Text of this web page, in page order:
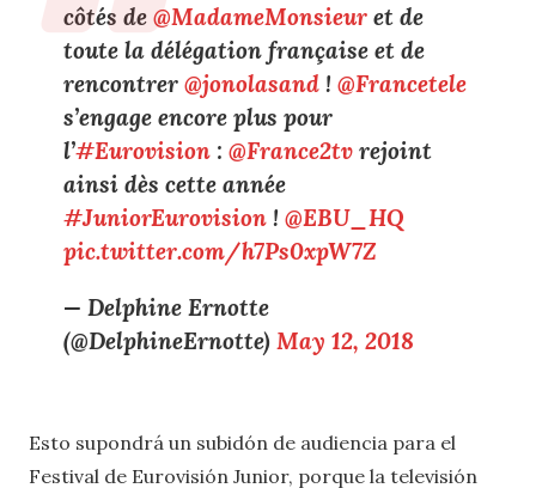
côtés de @MadameMonsieuret de
toute la délégation française et de
rencontrer @jonolasand! @Francetele
s’engage encore plus pour
l’#Eurovision: @France2tvrejoint
ainsi dès cette année
#JuniorEurovision! @EBU_HQ
pic.twitter.com/h7Ps0xpW7Z
— Delphine Ernotte
(@DelphineErnotte) May 12, 2018
Esto supondrá un subidón de audiencia para el
Festival de Eurovisión Junior, porque la televisión